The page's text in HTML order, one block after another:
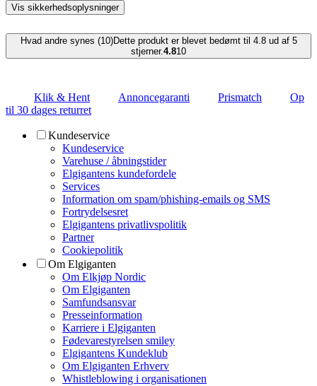
Vis sikkerhedsoplysninger
Hvad andre synes (10)Dette produkt er blevet bedømt til 4.8 ud af 5
stjerner.4.810
Klik & Hent Annoncegaranti Prismatch
Op
til 30 dages returret
Kundeservice
Kundeservice
Varehuse / åbningstider
Elgigantens kundefordele
Services
Information om spam/phishing-emails og SMS
Fortrydelsesret
Elgigantens privatlivspolitik
Partner
Cookiepolitik
Om Elgiganten
Om Elkjøp Nordic
Om Elgiganten
Samfundsansvar
Presseinformation
Karriere i Elgiganten
Fødevarestyrelsen smiley
Elgigantens Kundeklub
Om Elgiganten Erhverv
Whistleblowing i organisationen